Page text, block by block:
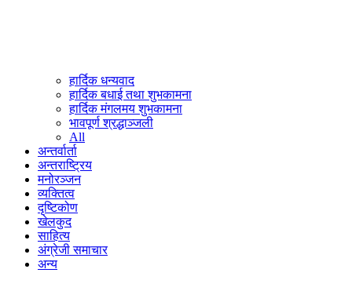
हार्दिक धन्यवाद
हार्दिक बधाई तथा शुभकामना
हार्दिक मंगलमय शुभकामना
भावपूर्ण श्रद्धाञ्जली
All
अन्तर्वार्ता
अन्तराष्ट्रिय
मनोरञ्जन
व्यक्तित्व
दृष्टिकोण
खेलकुद
साहित्य
अंग्रेजी समाचार
अन्य